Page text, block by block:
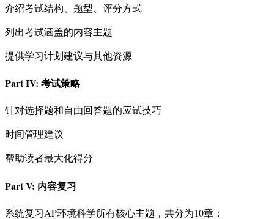
介绍考试结构、题型、评分方式
列出考试涵盖的内容主题
提供学习计划建议与其他资源
Part IV: 考试策略
针对选择题和自由回答题的应试技巧
时间管理建议
帮助读者最大化得分
Part V: 内容复习
系统复习AP环境科学所有核心主题，共分为10章：